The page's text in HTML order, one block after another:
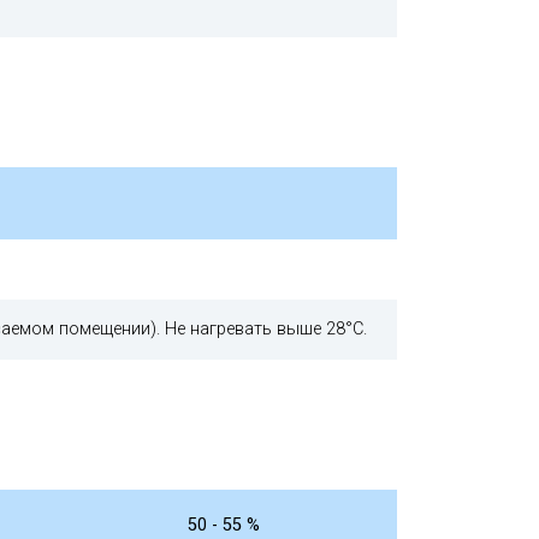
помещении). Не нагревать выше 28°С.
50 - 55 %